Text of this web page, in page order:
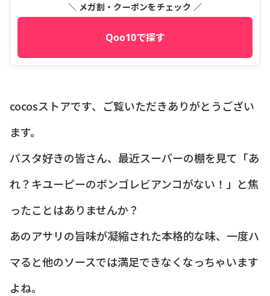
＼ メガ割・クーポンをチェック ／
Qoo10で探す
cocosストアです、ご覧いただきありがとうござい
ます。
パスタ好きの皆さん、最近スーパーの棚を見て「あ
れ？キユーピーのボンゴレビアンコがない！」と焦
ったことはありませんか？
あのアサリの旨味が凝縮された本格的な味、一度ハ
マると他のソースでは満足できなくなっちゃいます
よね。